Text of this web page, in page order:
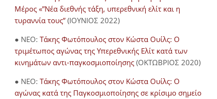
Μέρος «”Νέα διεθνής τάξη, υπερεθνική ελίτ και η
τυραννία τους” (ΙΟΥΝΙΟΣ 2022)
● NEO: Τάκης Φωτόπουλος στον Κώστα Ουίλς: Ο
τριμέτωπος αγώνας της Υπερεθνικής Ελίτ κατά των
κινημάτων αντι-παγκοσμιοποίησης (ΟΚΤΩΒΡΙΟΣ 2020)
● NEO: Τάκης Φωτόπουλος στον Κώστα Ουίλς: Ο
αγώνας κατά της Παγκοσμιοποίησης σε κρίσιμο σημείο